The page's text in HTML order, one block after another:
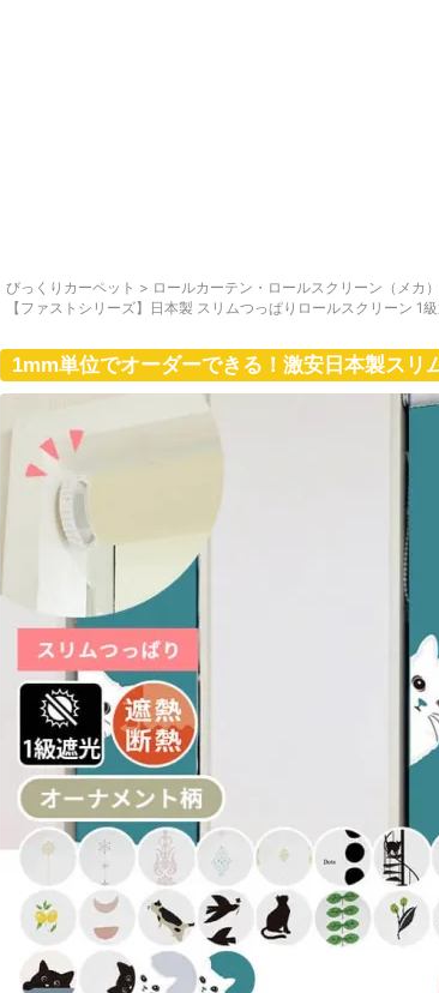
びっくりカーペット > ロールカーテン・ロールスクリーン（メカ
【ファストシリーズ】日本製 スリムつっぱりロールスクリーン 1
1mm単位でオーダーできる！激安日本製スリ